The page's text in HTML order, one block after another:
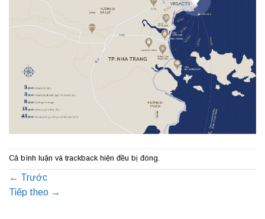
Cả bình luận và trackback hiện đều bị đóng.
← Trước
Tiếp theo →